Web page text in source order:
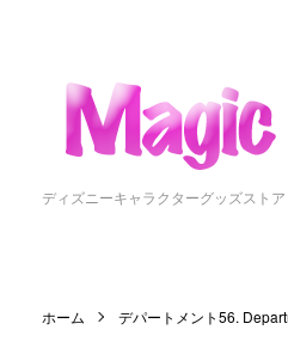
ディズニーキャラクターグッズスト
ホーム デパートメント56.